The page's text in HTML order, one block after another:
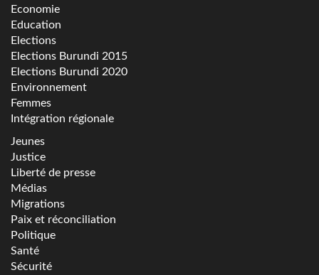
Economie
Education
Elections
Elections Burundi 2015
Elections Burundi 2020
Environnement
Femmes
Intégration régionale
Jeunes
Justice
Liberté de presse
Médias
Migrations
Paix et réconciliation
Politique
Santé
Sécurité